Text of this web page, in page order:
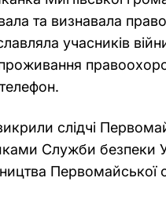
та визнавала
учасників
слідчі
Служби безпеки
Первомайської